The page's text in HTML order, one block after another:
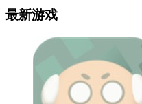
最新游戏